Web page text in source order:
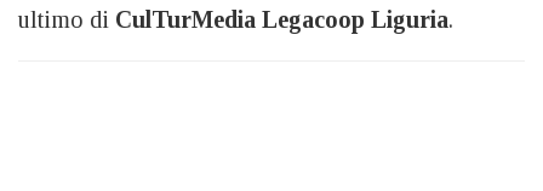
ultimo di CulTurMedia Legacoop Liguria.